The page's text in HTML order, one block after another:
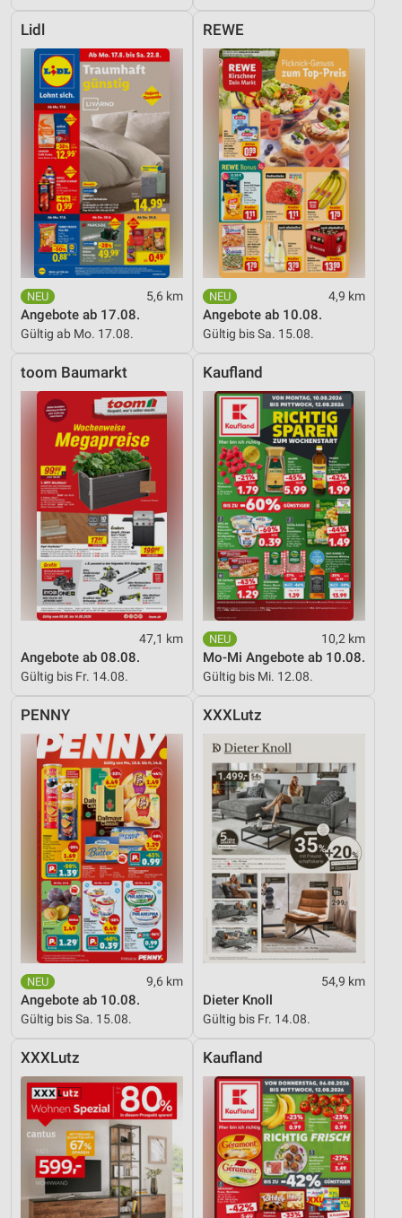
Lidl
5,6 km
Angebote ab 17.08.
Gültig ab Mo. 17.08.
REWE
4,9 km
Angebote ab 10.08.
Gültig bis Sa. 15.08.
toom Baumarkt
47,1 km
Angebote ab 08.08.
Gültig bis Fr. 14.08.
Kaufland
10,2 km
Mo-Mi Angebote ab 10.08.
Gültig bis Mi. 12.08.
PENNY
9,6 km
Angebote ab 10.08.
Gültig bis Sa. 15.08.
XXXLutz
54,9 km
Dieter Knoll
Gültig bis Fr. 14.08.
XXXLutz Kaufland